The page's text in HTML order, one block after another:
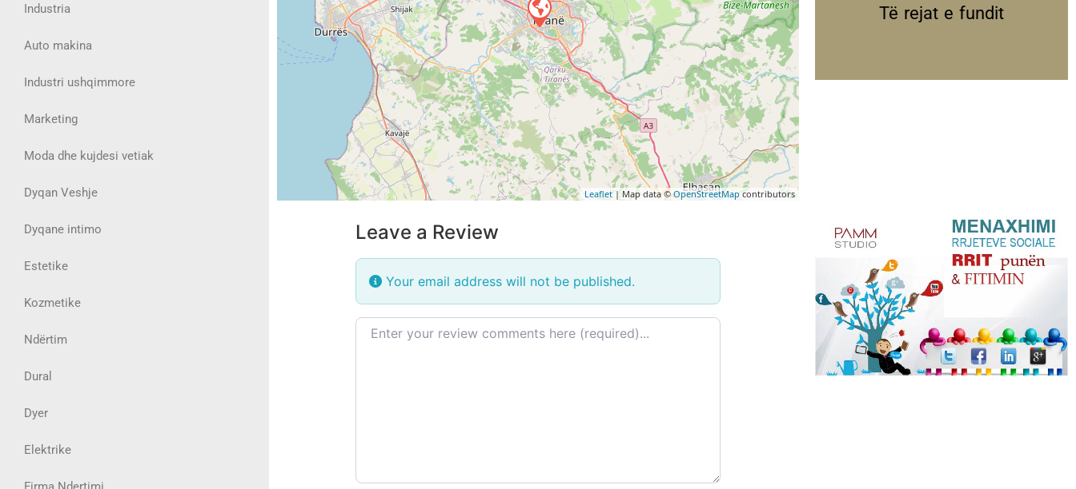
Industria
Auto makina
Industri ushqimmore
Marketing
Moda dhe kujdesi vetiak
Dyqan Veshje
Dyqane intimo
Estetike
Kozmetike
Ndërtim
Dural
Dyer
Elektrike
Leaflet | Map data ©OpenStreetMap contributors
Leave a Review
Your email address will not be published.
Review text
Të rejat e fundit